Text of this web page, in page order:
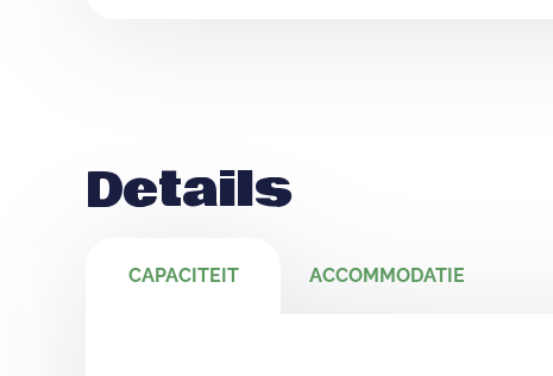
Details
CAPACITEIT ACCOMMODATIE